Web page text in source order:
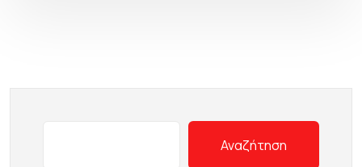
Αναζήτηση